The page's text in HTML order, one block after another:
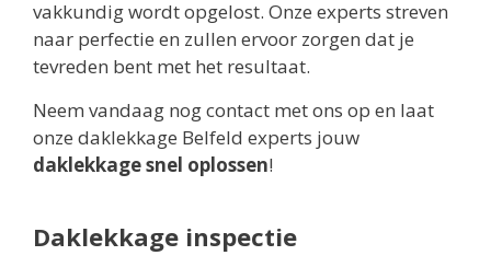
vakkundig wordt opgelost. Onze experts streven
naar perfectie en zullen ervoor zorgen dat je
tevreden bent met het resultaat.
Neem vandaag nog contact met ons op en laat
onze daklekkage Belfeld experts jouw
daklekkage snel oplossen!
Daklekkage inspectie